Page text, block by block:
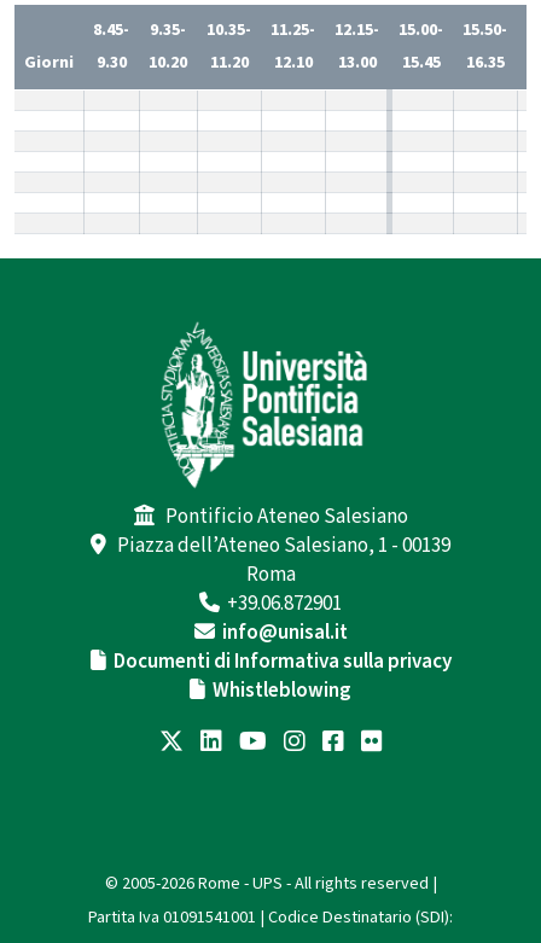
Giorni
8.45-
9.30
9.35-
10.20
10.35-
11.20
11.25-
12.10
12.15-
13.00
15.00-
15.45
15.50-
16.35
Pontificio Ateneo Salesiano
Piazza dell’Ateneo Salesiano, 1 - 00139
Roma
+39.06.872901
info@unisal.it
Documenti di Informativa sulla privacy
Whistleblowing
© 2005-2026 Rome - UPS - All rights reserved |
Partita Iva 01091541001 | Codice Destinatario (SDI):